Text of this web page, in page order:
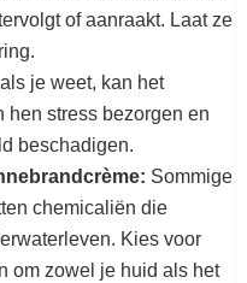
of aanraakt. Laat ze
je weet, kan het
stress bezorgen en
beschadigen.
Sommige
chemicaliën die
Kies voor
om zowel je huid als het